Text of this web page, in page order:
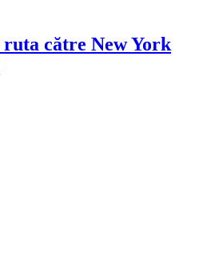
către New York